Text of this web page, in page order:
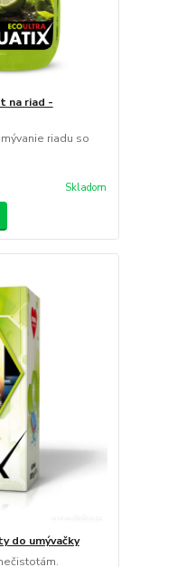
na riad -
riadu so
Skladom
do umývačky